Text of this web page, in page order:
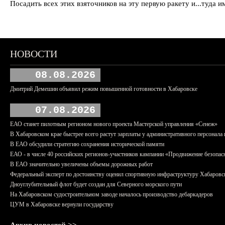
Посадить всех этих взяточников на эту первую ракету и...туда
НОВОСТИ
08.08.2026
Дмитрий Демешин объявил режим повышенной готовности в Хабаровске
07.08.2026
ЕАО станет пилотным регионом нового проекта Мастерской управления «Сенеж»
В Хабаровском крае быстрее всего растут зарплаты у административного персонала
В ЕАО обсудили стратегию сохранения исторической памяти
ЕАО - в числе 40 российских регионов-участников кампании «Продвижение
В ЕАО значительно увеличены объемы дорожных работ
Федеральный эксперт по достоинству оценил спортивную инфраструктуру
Дноуглубительный флот будет создан для Северного морского пути
На Хабаровском судостроительном заводе началось производство дебаркадеров
ЦУМ в Хабаровске вернули государству